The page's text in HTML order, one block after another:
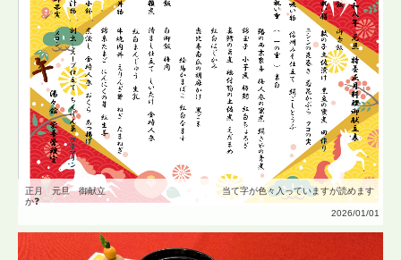
正月 元旦 御献立 当て字が色々入っていますが読めます
か❓
2026/01/01